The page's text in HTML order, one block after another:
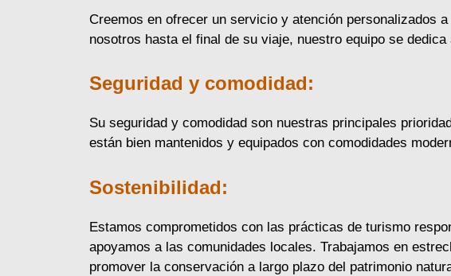
Creemos en ofrecer un servicio y atención personalizados
nosotros hasta el final de su viaje, nuestro equipo se
Seguridad y comodidad:
Su seguridad y comodidad son nuestras principales
están bien mantenidos y equipados con comodidades
Sostenibilidad:
Estamos comprometidos con las prácticas de turismo
apoyamos a las comunidades locales. Trabajamos en
promover la conservación a largo plazo del patrimonio